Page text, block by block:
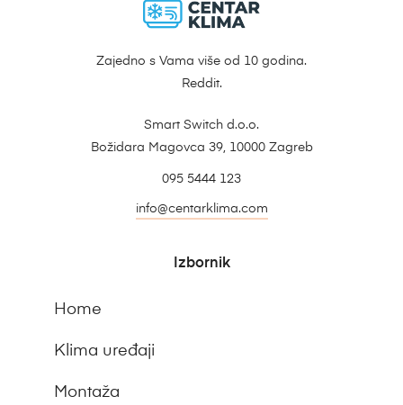
Zajedno s Vama više od 10 godina.
Reddit.
Smart Switch d.o.o.
Božidara Magovca 39, 10000 Zagreb
095 5444 123
info@centarklima.com
Izbornik
Home
Klima uređaji
Montaža